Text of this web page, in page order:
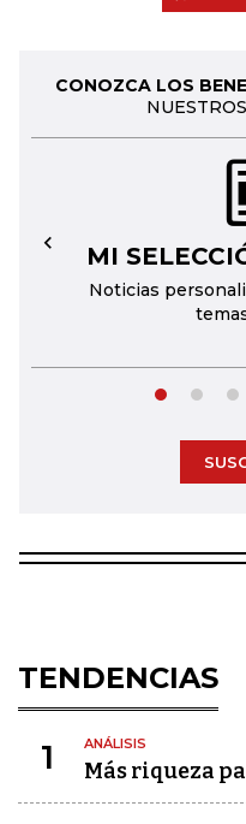
CONOZCA LOS
MI
Noticias
←
TENDENCIAS
1 ANÁLISIS
Más riqueza